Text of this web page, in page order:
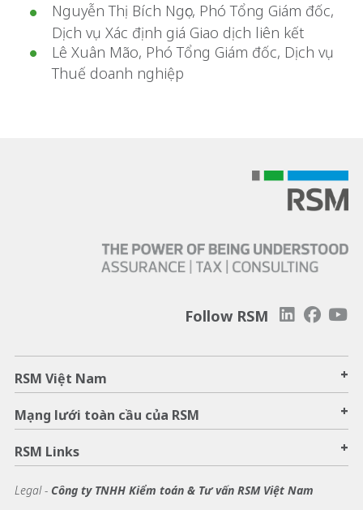
Nguyễn Thị Bích Ngọc, Phó Tổng Giám đốc,
Dịch vụ Xác định giá Giao dịch liên kết
Lê Xuân Mão, Phó Tổng Giám đốc, Dịch vụ
Thuế doanh nghiệp
Follow RSM
RSM Việt Nam +
Mạng lưới toàn cầu của RSM +
RSM Links +
Legal - Công ty TNHH Kiểm toán & Tư vấn RSM Việt Nam